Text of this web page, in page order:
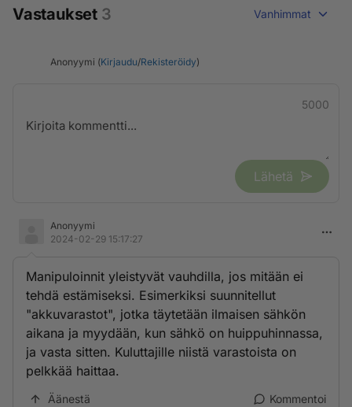
Vastaukset 3 Vanhimmat
Anonyymi (Kirjaudu/Rekisteröidy)
5000
Lähetä
Anonyymi
2024-02-29 15:17:27
Manipuloinnit yleistyvät vauhdilla, jos mitään ei
tehdä estämiseksi. Esimerkiksi suunnitellut
"akkuvarastot", jotka täytetään ilmaisen sähkön
aikana ja myydään, kun sähkö on huippuhinnassa,
ja vasta sitten. Kuluttajille niistä varastoista on
pelkkää haittaa.
Äänestä Kommentoi